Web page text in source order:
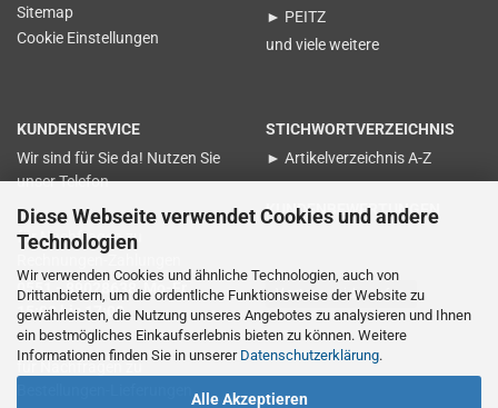
Diese Webseite verwendet Cookies und andere
Technologien
Wir verwenden Cookies und ähnliche Technologien, auch von
Drittanbietern, um die ordentliche Funktionsweise der Website zu
gewährleisten, die Nutzung unseres Angebotes zu analysieren und Ihnen
ein bestmögliches Einkaufserlebnis bieten zu können. Weitere
Informationen finden Sie in unserer Datenschutzerklärung.
Alle Akzeptieren
Sitemap
Cookie Einstellungen
► PEITZ
und viele weitere
KUNDENSERVICE
Wir sind für Sie da! Nutzen Sie
unser Telefon
für Nachfragen zu
0551 - 89028638 Mo-Fr.
15:00 bis 17:00
STICHWORTVERZEICHNIS
► Artikelverzeichnis A-Z
KUNDENBEWERTUNGEN
Vertrag widerrufen